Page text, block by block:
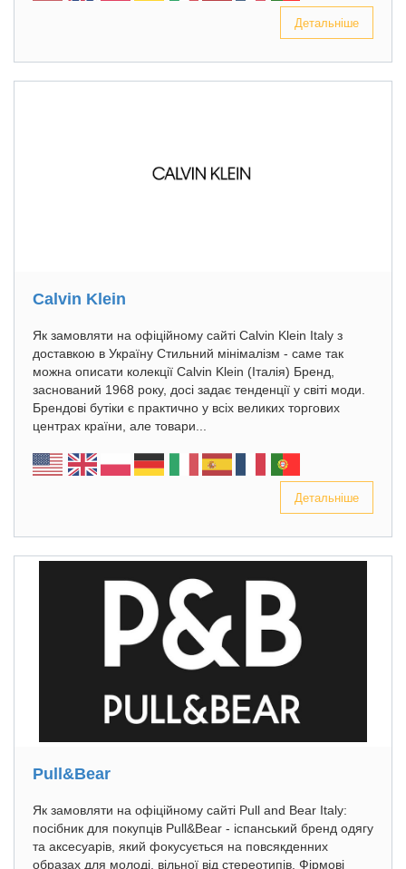
Детальніше
Calvin Klein
Як замовляти на офіційному сайті Calvin Klein Italy з
доставкою в Україну Стильний мінімалізм - саме так
можна описати колекції Calvin Klein (Італія) Бренд,
заснований 1968 року, досі задає тенденції у світі моди.
Брендові бутіки є практично у всіх великих торгових
центрах країни, але товари...
Детальніше
Pull&Bear
Як замовляти на офіційному сайті Pull and Bear Italy:
посібник для покупців Pull&Bear - іспанський бренд одягу
та аксесуарів, який фокусується на повсякденних
образах для молоді, вільної від стереотипів. Фірмові